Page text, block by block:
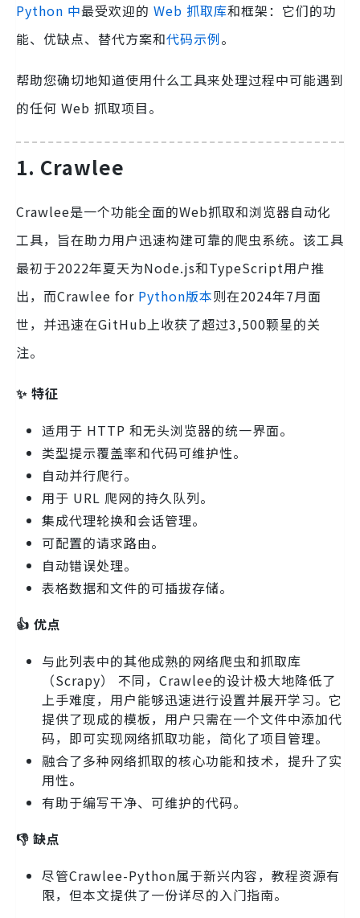
Python 中最受欢迎的 Web 抓取库和框架：它们的功
能、优缺点、替代方案和代码示例。
帮助您确切地知道使用什么工具来处理过程中可能遇到
的任何 Web 抓取项目。
1. Crawlee
Crawlee是一个功能全面的Web抓取和浏览器自动化
工具，旨在助力用户迅速构建可靠的爬虫系统。该工具
最初于2022年夏天为Node.js和TypeScript用户推
出，而Crawlee for Python版本则在2024年7月面
世，并迅速在GitHub上收获了超过3,500颗星的关
注。
✨ 特征
适用于 HTTP 和无头浏览器的统一界面。
类型提示覆盖率和代码可维护性。
自动并行爬行。
用于 URL 爬网的持久队列。
集成代理轮换和会话管理。
可配置的请求路由。
自动错误处理。
表格数据和文件的可插拔存储。
👍 优点
与此列表中的其他成熟的网络爬虫和抓取库
（Scrapy） 不同，Crawlee的设计极大地降低了
上手难度，用户能够迅速进行设置并展开学习。它
提供了现成的模板，用户只需在一个文件中添加代
码，即可实现网络抓取功能，简化了项目管理。
融合了多种网络抓取的核心功能和技术，提升了实
用性。
有助于编写干净、可维护的代码。
👎 缺点
尽管Crawlee-Python属于新兴内容，教程资源有
限，但本文提供了一份详尽的入门指南。